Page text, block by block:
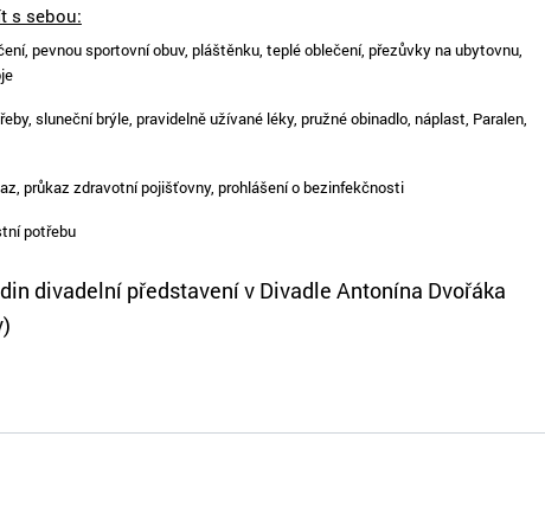
s sebou:
pevnou sportovní obuv, pláštěnku, teplé oblečení, přezůvky na ubytovnu,
sluneční brýle, pravidelně užívané léky, pružné obinadlo, náplast, Paralen,
průkaz zdravotní pojišťovny, prohlášení o bezinfekčnosti
potřebu
divadelní představení v Divadle Antonína Dvořáka